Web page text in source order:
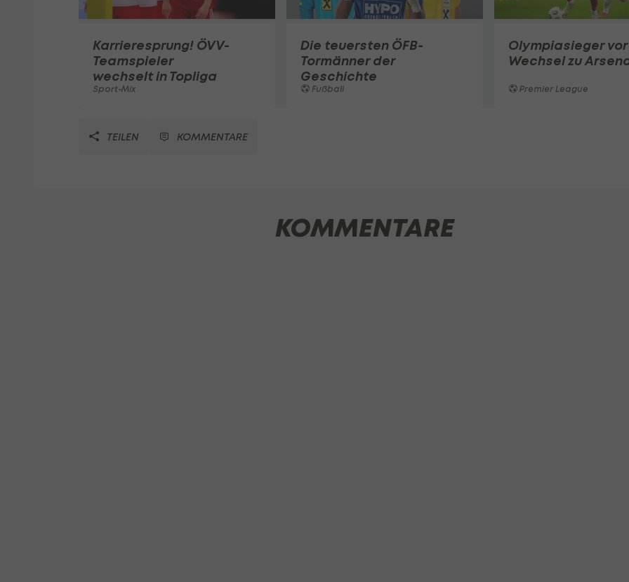
Karrieresprung! ÖVV-
Teamspieler
wechselt in Topliga
Sport-Mix
Die teuersten ÖFB-
Tormänner der
Geschichte
Fußball
Olympiasieger vor
Wechsel zu
Premier League
TEILEN KOMMENTARE
KOMMENTARE